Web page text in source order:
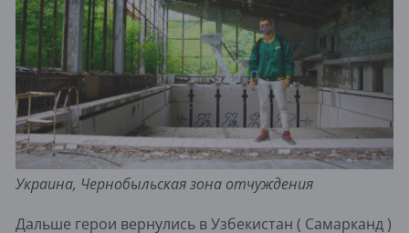
Украина, Чернобыльская зона отчуждения
Дальше герои вернулись в Узбекистан ( Самарканд )